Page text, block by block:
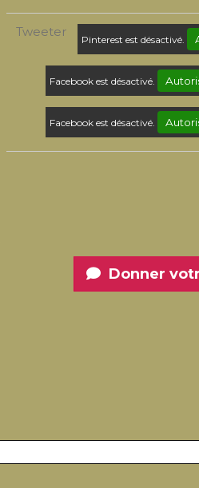
Tweeter
Pinterest est désactivé.
Facebook est désactivé.
Facebook est désactivé.
Donner